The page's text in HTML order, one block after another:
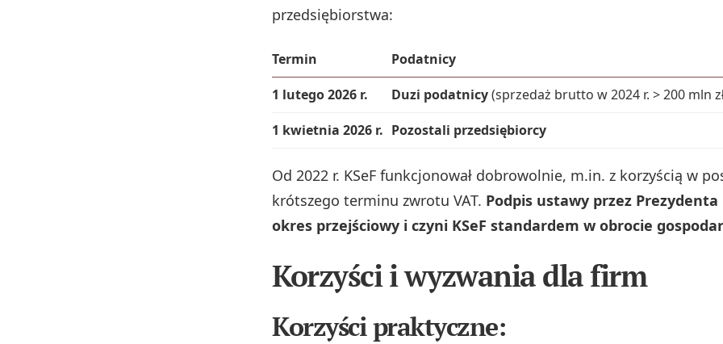
przedsiębiorstwa:
Termin Podatnicy
1 lutego 2026 r.
Duzi podatnicy(sprzedaż brutto w 2024 r. > 200 mln
1 kwietnia 2026 r. Pozostali przedsiębiorcy
Od 2022 r. KSeF funkcjonował dobrowolnie, m.in. z korzyścią w
krótszego terminu zwrotu VAT. Podpis ustawy przez Prezydenta
okres przejściowy i czyni KSeF standardem w obrocie
Korzyści i wyzwania dla firm
Korzyści praktyczne: